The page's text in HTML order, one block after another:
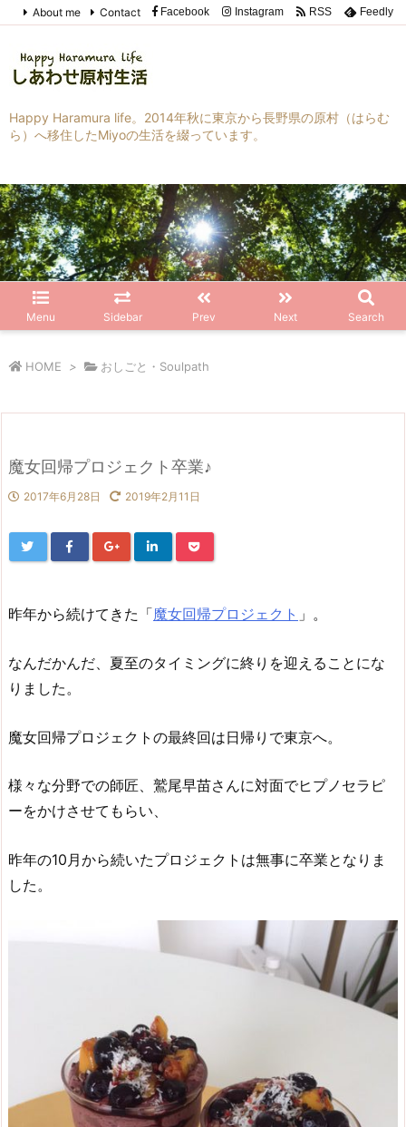
Happy Haramura life。2014年秋に東京から長野県の原村（はらむ
ら）へ移住したMiyoの生活を綴っています。
Menu Sidebar Prev Next Search
About me Contact Facebook Instagram RSS Feedly
HOME > おしごと・Soulpath
魔女回帰プロジェクト卒業♪
2017年6月28日 2019年2月11日
昨年から続けてきた「魔女回帰プロジェクト 」。
なんだかんだ、夏至のタイミングに終りを迎えることにな
りました。
魔女回帰プロジェクトの最終回は日帰りで東京へ。
様々な分野での師匠、鷲尾早苗さんに対面でヒプノセラピ
ーをかけさせてもらい、
昨年の10月から続いたプロジェクトは無事に卒業となりま
した。